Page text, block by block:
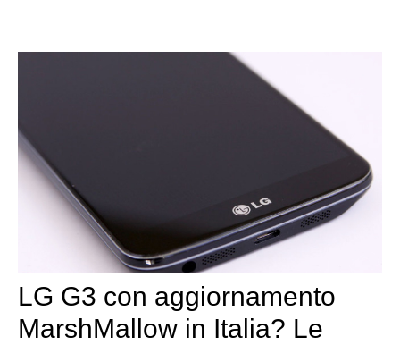
LG G3 con aggiornamento
MarshMallow in Italia? Le